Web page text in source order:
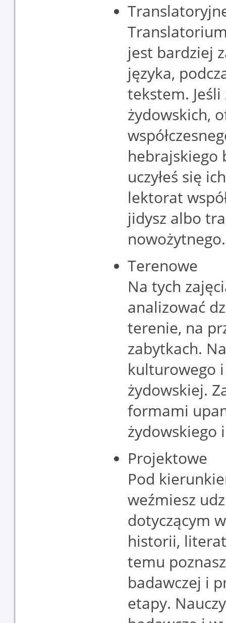
jest bardziej
języka,
tekstem.
żydowskich,
hebrajskiego
uczyłeś się
lektorat
jidysz albo
nowożytnego.
Terenowe
Na tych
analizować
terenie, na
zabytkach.
kulturowego
żydowskiej.
formami
żydowskiego
Projektowe
Pod
weźmiesz
dotyczącym
historii,
temu
badawczej i
etapy.